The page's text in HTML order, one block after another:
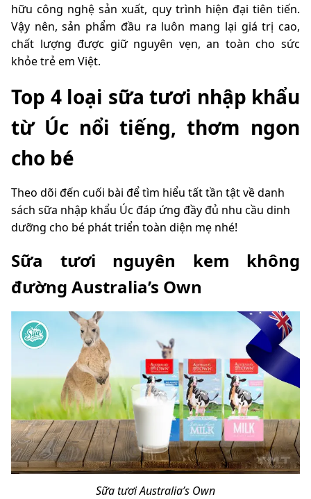
hữu công nghệ sản xuất, quy trình hiện đại tiên tiến.
Vậy nên, sản phẩm đầu ra luôn mang lại giá trị cao,
chất lượng được giữ nguyên vẹn, an toàn cho sức
khỏe trẻ em Việt.
Top 4 loại sữa tươi nhập khẩu
từ Úc nổi tiếng, thơm ngon
cho bé
Theo dõi đến cuối bài để tìm hiểu tất tần tật về danh
sách sữa nhập khẩu Úc đáp ứng đầy đủ nhu cầu dinh
dưỡng cho bé phát triển toàn diện mẹ nhé!
Sữa tươi nguyên kem không
đường Australia’s Own
Sữa tươi Australia’s Own